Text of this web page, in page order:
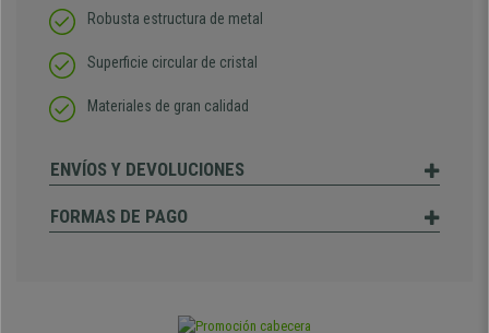
Robusta estructura de metal
Superficie circular de cristal
Materiales de gran calidad
ENVÍOS Y DEVOLUCIONES
FORMAS DE PAGO